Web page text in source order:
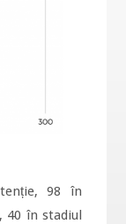
98 în
40 în stadiul